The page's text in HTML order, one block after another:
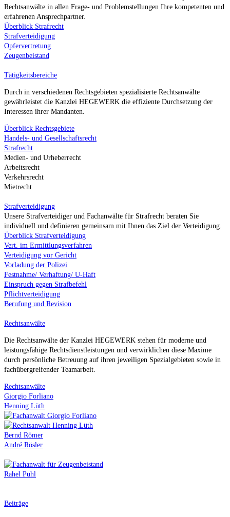
Rechtsanwälte in allen Frage- und Problemstellungen Ihre kompetenten und
erfahrenen Ansprechpartner.
Überblick Strafrecht
Strafverteidigung
Opfervertretung
Zeugenbeistand
Tätigkeitsbereiche
Durch in verschiedenen Rechtsgebieten spezialisierte Rechtsanwälte
gewährleistet die Kanzlei HEGEWERK die effiziente Durchsetzung der
Interessen ihrer Mandanten.
Überblick Rechtsgebiete
Handels- und Gesellschaftsrecht
Strafrecht
Medien- und Urheberrecht
Arbeitsrecht
Verkehrsrecht
Mietrecht
Strafverteidigung
Unsere Strafverteidiger und Fachanwälte für Strafrecht beraten Sie
individuell und definieren gemeinsam mit Ihnen das Ziel der Verteidigung.
Überblick Strafverteidigung
Vert. im Ermittlungsverfahren
Verteidigung vor Gericht
Vorladung der Polizei
Festnahme/ Verhaftung/ U-Haft
Einspruch gegen Strafbefehl
Pflichtverteidigung
Berufung und Revision
Rechtsanwälte
Die Rechtsanwälte der Kanzlei HEGEWERK stehen für moderne und
leistungsfähige Rechtsdienstleistungen und verwirklichen diese Maxime
durch persönliche Betreuung auf ihren jeweiligen Spezialgebieten sowie in
fachübergreifender Teamarbeit.
Rechtsanwälte
Giorgio Forliano
Henning Lüth
Bernd Römer
André Rösler
Rahel Puhl
Beiträge